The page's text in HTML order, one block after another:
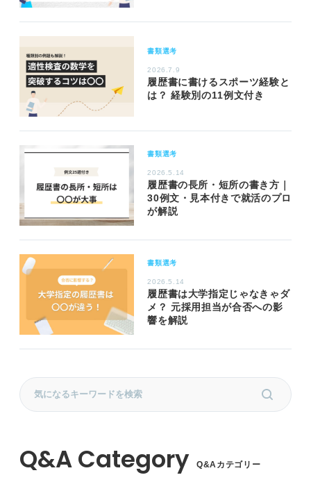
書類選考
2026.7.9
履歴書に書けるスポーツ経験と
は？ 経験別の11例文付き
書類選考
2026.5.14
履歴書の長所・短所の書き方｜
30例文・見本付きで就活のプロ
が解説
書類選考
2026.5.14
履歴書は大学指定じゃなきゃダ
メ？ 元採用担当が合否への影
響を解説
Q&Aカテゴリー